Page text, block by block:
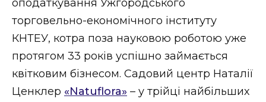
ФОТО
ВІДЕО
оподаткування Ужгородського
торговельно-економічного інституту
КНТЕУ, котра поза науковою роботою уже
протягом 33 років успішно займається
квітковим бізнесом. Садовий центр Наталії
Ценклер «Natuflora» – у трійці найбільших